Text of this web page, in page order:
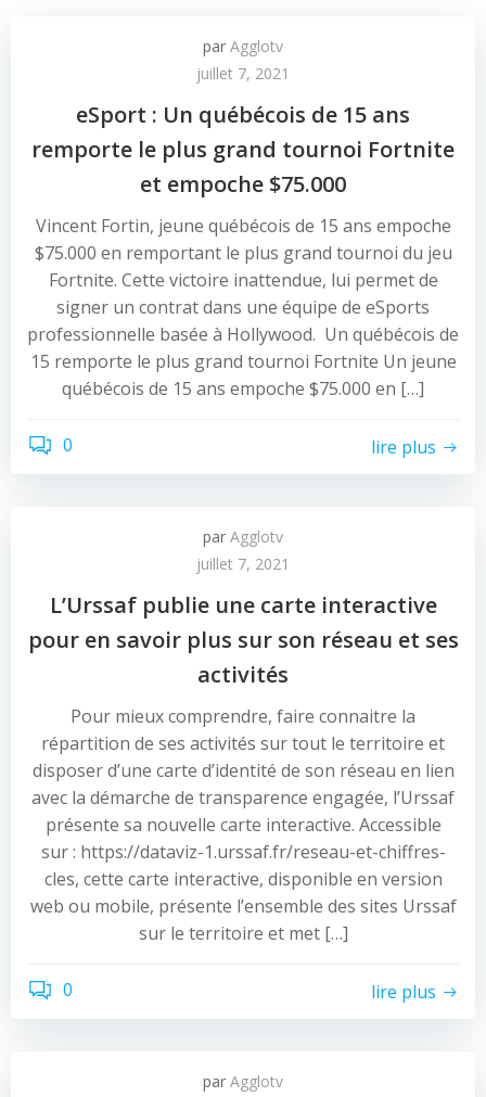
par Agglotv
juillet 7, 2021
eSport : Un québécois de 15 ans
remporte le plus grand tournoi Fortnite
et empoche $75.000
Vincent Fortin, jeune québécois de 15 ans empoche
$75.000 en remportant le plus grand tournoi du jeu
Fortnite. Cette victoire inattendue, lui permet de
signer un contrat dans une équipe de eSports
professionnelle basée à Hollywood. Un québécois de
15 remporte le plus grand tournoi Fortnite Un jeune
québécois de 15 ans empoche $75.000 en […]
0 lire plus
par Agglotv
juillet 7, 2021
L’Urssaf publie une carte interactive
pour en savoir plus sur son réseau et ses
activités
Pour mieux comprendre, faire connaitre la
répartition de ses activités sur tout le territoire et
disposer d’une carte d’identité de son réseau en lien
avec la démarche de transparence engagée, l’Urssaf
présente sa nouvelle carte interactive. Accessible
sur : https://dataviz-1.urssaf.fr/reseau-et-chiffres-
cles, cette carte interactive, disponible en version
web ou mobile, présente l’ensemble des sites Urssaf
sur le territoire et met […]
0 lire plus
par Agglotv